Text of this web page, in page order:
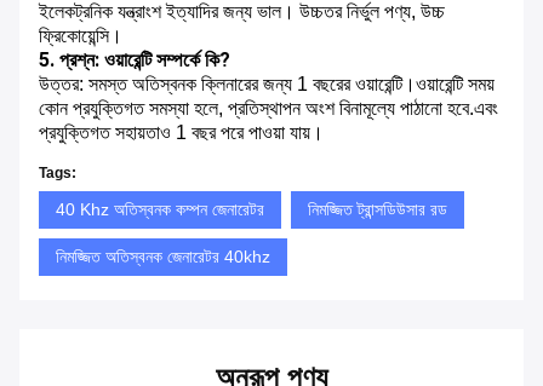
ইলেকট্রনিক যন্ত্রাংশ ইত্যাদির জন্য ভাল। উচ্চতর নির্ভুল পণ্য, উচ্চ
ফ্রিকোয়েন্সি।
5. প্রশ্ন: ওয়ারেন্টি সম্পর্কে কি?
উত্তর: সমস্ত অতিস্বনক ক্লিনারের জন্য 1 বছরের ওয়ারেন্টি।ওয়ারেন্টি সময়
কোন প্রযুক্তিগত সমস্যা হলে, প্রতিস্থাপন অংশ বিনামূল্যে পাঠানো হবে.এবং
প্রযুক্তিগত সহায়তাও 1 বছর পরে পাওয়া যায়।
Tags:
40 Khz অতিস্বনক কম্পন জেনারেটর নিমজ্জিত ট্রান্সডিউসার রড
নিমজ্জিত অতিস্বনক জেনারেটর 40khz
অনুরূপ পণ্য